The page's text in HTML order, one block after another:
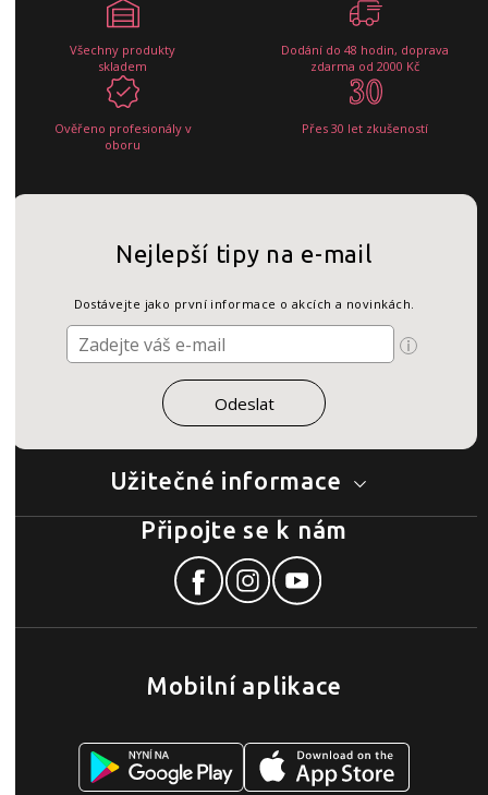
Všechny produkty
skladem
Dodání do 48 hodin, doprava
zdarma od 2000 Kč
Ověřeno profesionály v
oboru
Přes 30 let zkušeností
Užitečné informace
Nejlepší tipy na e-mail
Dostávejte jako první informace o akcích a novinkách.
Mobilní aplikace
Připojte se k nám